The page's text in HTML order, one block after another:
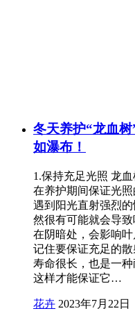
冬天养护“龙血
如瀑布！
1.保持充足光照 龙
在养护期间保证光
遇到阳光直射强烈
然很有可能就会导
在阴暗处，会影响
记住要保证充足的
寿命很长，也是一
这样才能保证它…
花卉 2023年7月22日